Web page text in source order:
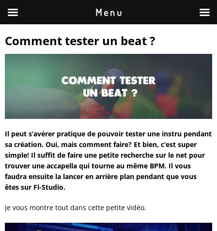
Comment tester un beat ?
Il peut s’avérer pratique de pouvoir tester une instru pendant
sa création. Oui, mais comment faire? Et bien, c’est super
simple! Il suffit de faire une petite recherche sur le net pour
trouver une accapella qui tourne au même BPM. Il vous
faudra ensuite la lancer en arrière plan pendant que vous
êtes sur Fl-Studio.
Je vous montre tout dans cette petite vidéo.
M e n u